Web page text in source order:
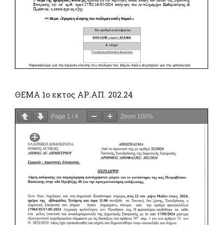
ΘΕΜΑ 1ο εκτος ΑΡ.ΑΠ. 202.24
Page 1 / 4 Zoom 100%